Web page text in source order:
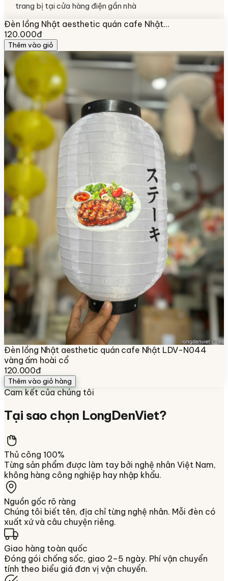
trang bị tại cửa hàng điện gần nhà
Đèn lồng Nhật aesthetic quán cafe Nhật…
120.000đ
Thêm vào giỏ
Đèn lồng Nhật aesthetic quán cafe Nhật LDV-N044
vàng ấm hoài cổ
120.000đ
Thêm vào giỏ hàng
Cam kết của chúng tôi
Tại sao chọn LongDenViet?
Thủ công 100%
Từng sản phẩm được làm tay bởi nghệ nhân Việt Nam,
không hàng công nghiệp hay nhập khẩu.
Nguồn gốc rõ ràng
Chúng tôi biết tên, địa chỉ từng nghệ nhân. Mỗi đèn có
xuất xứ và câu chuyện riêng.
Giao hàng toàn quốc
Đóng gói chống sốc, giao 2–5 ngày. Phí vận chuyển
tính theo biểu giá đơn vị vận chuyển.